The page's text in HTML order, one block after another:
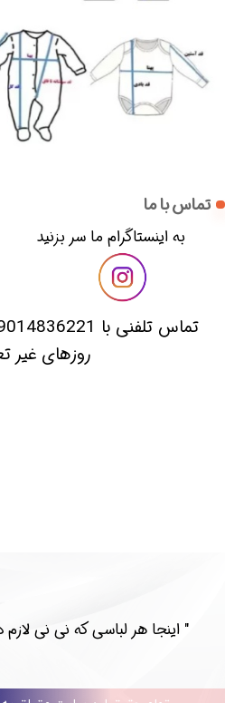
تماس با ما
​​به اینستاگرام ما سر بزنید​​​​​​​
روزهای غیر
​​" اینجا هر لباسی که نی نی لازم